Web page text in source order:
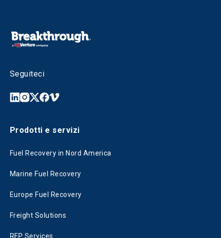
Seguiteci
Prodotti e servizi
Fuel Recovery in Nord America
Marine Fuel Recovery
Europe Fuel Recovery
Freight Solutions
RFP Services